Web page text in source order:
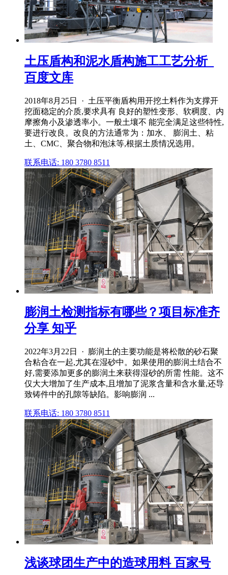
土压盾构和泥水盾构施工工艺分析_
百度文库
2018年8月25日 · 土压平衡盾构用开挖土料作为支撑开
挖面稳定的介质,要求具有 良好的塑性变形、软稠度、内
摩擦角小及渗透率小。一般土壤不 能完全满足这些特性,
要进行改良。改良的方法通常为：加水、 膨润土、粘
土、CMC、聚合物和泡沫等,根据土质情况选用。
联系电话: 180 3780 8511
膨润土检测指标有哪些？项目标准齐
分享 知乎
2022年3月22日 · 膨润土的主要功能是将松散的砂石聚
合粘合在一起,尤其在湿砂中。如果使用的膨润土结合不
好,需要添加更多的膨润土来获得湿砂的所需 性能。这不
仅大大增加了生产成本,且增加了泥浆含量和含水量,还导
致铸件中的孔隙等缺陷。影响膨润 ...
联系电话: 180 3780 8511
浅谈球团生产中的造球用料 百家号